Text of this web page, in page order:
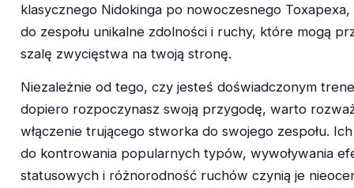
klasycznego Nidokinga po nowoczesnego Toxapexa,
do zespołu unikalne zdolności i ruchy, które mogą
szalę zwycięstwa na twoją stronę.
Niezależnie od tego, czy jesteś doświadczonym
dopiero rozpoczynasz swoją przygodę, warto
włączenie trującego stworka do swojego zespołu.
do kontrowania popularnych typów, wywoływania
statusowych i różnorodność ruchów czynią je